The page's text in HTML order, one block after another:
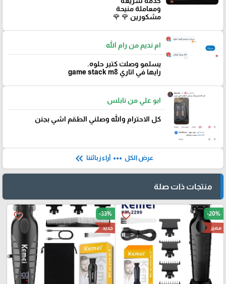
ومعاملة منيحة
مشكورين 🌹 🌹
ام نديم من رام الله
يسلمو وصلت كتير حلوه.
رايها في اتاري game stack m8
ابو علي من نابلس
كل الاحترام والله وصلني الطقم اشي بجنن
عرض الكل more_horiz آراء زبائننا keyboard_double_arrow_left
منتجات ذات صلة
favorite_border -20%
مميز
favorite_border -33%
جديد